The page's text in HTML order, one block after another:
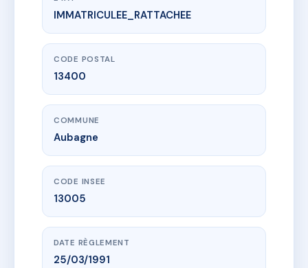
www.vme.plus/AE7522469
copropriété du 11 avenue de Verdun 13400
11 av de verdun13400 Aubagne
IMMATRICULEE_RATTACHEE
CODE POSTAL
13400
COMMUNE
Aubagne
CODE INSEE
13005
DATE RÈGLEMENT
25/03/1991